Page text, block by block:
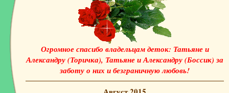
Огромное спасибо владельцам деток: Татьяне и
Александру (Торичка), Татьяне и Александру (Боссик) за
заботу о них и безграничную любовь!